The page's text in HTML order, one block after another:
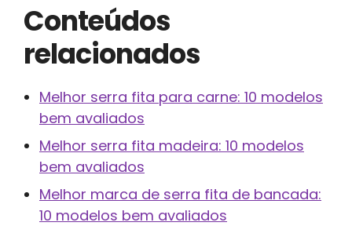
Conteúdos
relacionados
Melhor serra fita para carne: 10 modelos
bem avaliados
Melhor serra fita madeira: 10 modelos
bem avaliados
Melhor marca de serra fita de bancada:
10 modelos bem avaliados